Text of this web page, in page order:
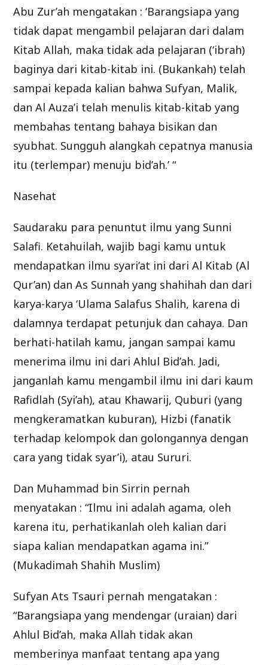
Abu Zur’ah mengatakan : ‘Barangsiapa yang
tidak dapat mengambil pelajaran dari dalam
Kitab Allah, maka tidak ada pelajaran (‘ibrah)
baginya dari kitab-kitab ini. (Bukankah) telah
sampai kepada kalian bahwa Sufyan, Malik,
dan Al Auza’i telah menulis kitab-kitab yang
membahas tentang bahaya bisikan dan
syubhat. Sungguh alangkah cepatnya manusia
itu (terlempar) menuju bid’ah.’ “
Nasehat
Saudaraku para penuntut ilmu yang Sunni
Salafi. Ketahuilah, wajib bagi kamu untuk
mendapatkan ilmu syari’at ini dari Al Kitab (Al
Qur’an) dan As Sunnah yang shahihah dan dari
karya-karya ‘Ulama Salafus Shalih, karena di
dalamnya terdapat petunjuk dan cahaya. Dan
berhati-hatilah kamu, jangan sampai kamu
menerima ilmu ini dari Ahlul Bid’ah. Jadi,
janganlah kamu mengambil ilmu ini dari kaum
Rafidlah (Syi’ah), atau Khawarij, Quburi (yang
mengkeramatkan kuburan), Hizbi (fanatik
terhadap kelompok dan golongannya dengan
cara yang tidak syar’i), atau Sururi.
Dan Muhammad bin Sirrin pernah
menyatakan : “Ilmu ini adalah agama, oleh
karena itu, perhatikanlah oleh kalian dari
siapa kalian mendapatkan agama ini.”
(Mukadimah Shahih Muslim)
Sufyan Ats Tsauri pernah mengatakan :
“Barangsiapa yang mendengar (uraian) dari
Ahlul Bid’ah, maka Allah tidak akan
memberinya manfaat tentang apa yang